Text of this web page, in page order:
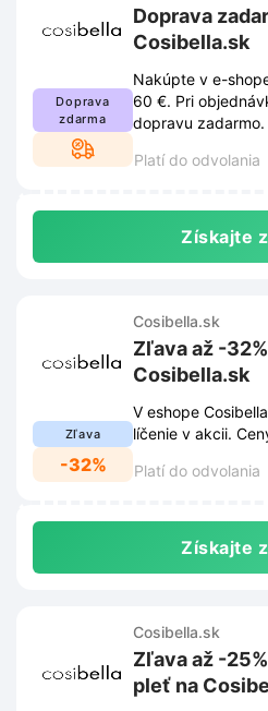
Doprava
zdarma
Doprava
Cosibella.sk
Nakúpte v e-
60 €. Pri
dopravu
Platí do odvolania
Získajte
Zľava
-32%
Cosibella.sk
Zľava až -
Cosibella.sk
V eshope
líčenie v akcii.
Platí do odvolania
Získajte
Cosibella.sk
Zľava až -
pleť na